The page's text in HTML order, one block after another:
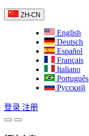
ZH-CN
English
Deutsch
Español
Français
Italiano
Português
Русский
登录 注册